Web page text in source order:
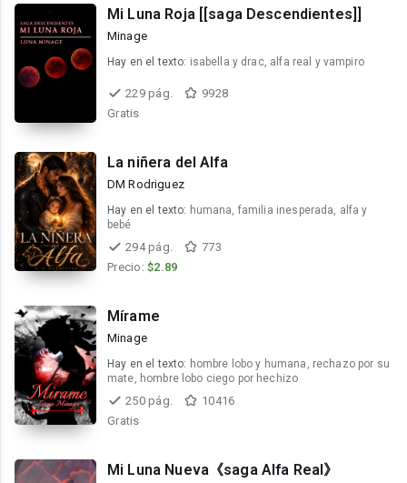
Mi Luna Roja [[saga Descendientes]]
Minage
Hay en el texto: isabella y drac, alfa real y vampiro
229 pág.
9928
Gratis
La niñera del Alfa
DM Rodriguez
Hay en el texto: humana, familia inesperada, alfa y
bebé
294 pág.
773
Precio: $2.89
Mírame
Minage
Hay en el texto: hombre lobo y humana, rechazo por su
mate, hombre lobo ciego por hechizo
250 pág.
10416
Gratis
Mi Luna Nueva《saga Alfa Real》